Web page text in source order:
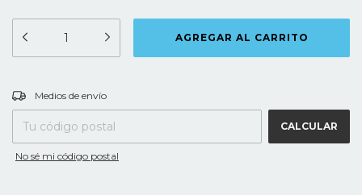
Entregas para el CP:
Medios de envío
CALCULAR
No sé mi código postal